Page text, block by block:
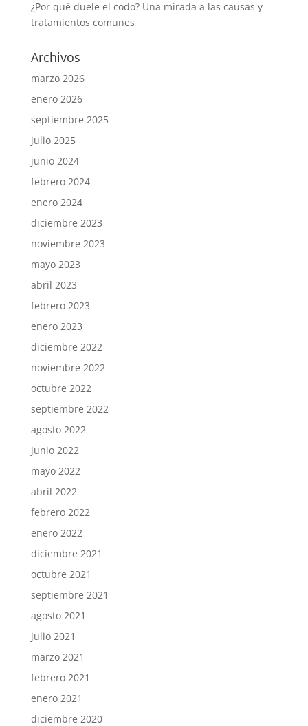
¿Por qué duele el codo? Una mirada a las causas y
tratamientos comunes
Archivos
marzo 2026
enero 2026
septiembre 2025
julio 2025
junio 2024
febrero 2024
enero 2024
diciembre 2023
noviembre 2023
mayo 2023
abril 2023
febrero 2023
enero 2023
diciembre 2022
noviembre 2022
octubre 2022
septiembre 2022
agosto 2022
junio 2022
mayo 2022
abril 2022
febrero 2022
enero 2022
diciembre 2021
octubre 2021
septiembre 2021
agosto 2021
julio 2021
marzo 2021
febrero 2021
enero 2021
diciembre 2020